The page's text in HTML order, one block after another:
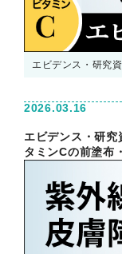
エビデンス・研究
2026.03.16
エビデンス・研
タミンCの前塗布